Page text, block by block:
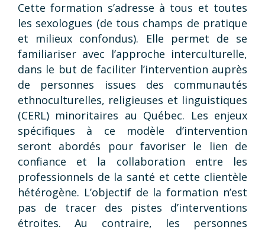
Cette formation s’adresse à tous et toutes
les sexologues (de tous champs de pratique
et milieux confondus). Elle permet de se
familiariser avec l’approche interculturelle,
dans le but de faciliter l’intervention auprès
de personnes issues des communautés
ethnoculturelles, religieuses et linguistiques
(CERL) minoritaires au Québec. Les enjeux
spécifiques à ce modèle d’intervention
seront abordés pour favoriser le lien de
confiance et la collaboration entre les
professionnels de la santé et cette clientèle
hétérogène. L’objectif de la formation n’est
pas de tracer des pistes d’interventions
étroites. Au contraire, les personnes